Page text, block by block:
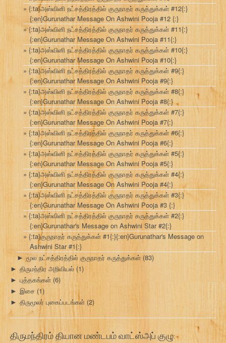
{:ta}அஸ்வினி நட்சத்திரத்தில் குருநாதர் கருத்துக்கள் #12{:}
{:en}Gurunathar Message On Ashwini Pooja #12 {:}
{:ta}அஸ்வினி நட்சத்திரத்தில் குருநாதர் கருத்துக்கள் #11{:}
{:en}Gurunathar Message On Ashwini Pooja #11{:}
{:ta}அஸ்வினி நட்சத்திரத்தில் குருநாதர் கருத்துக்கள் #10{:}
{:en}Gurunathar Message On Ashwini Pooja #10{:}
{:ta}அஸ்வினி நட்சத்திரத்தில் குருநாதர் கருத்துக்கள் #9{:}
{:en}Gurunathar Message On Ashwini Pooja #9{:}
{:ta}அஸ்வினி நட்சத்திரத்தில் குருநாதர் கருத்துக்கள் #8{:}
{:en}Gurunathar Message On Ashwini Pooja #8{:}
{:ta}அஸ்வினி நட்சத்திரத்தில் குருநாதர் கருத்துக்கள் #7{:}
{:en}Gurunathar Message On Ashwini Pooja #7{:}
{:ta}அஸ்வினி நட்சத்திரத்தில் குருநாதர் கருத்துக்கள் #6{:}
{:en}Gurunathar Message On Ashwini Pooja #6{:}
{:ta}அஸ்வினி நட்சத்திரத்தில் குருநாதர் கருத்துக்கள் #5{:}
{:en}Gurunathar Message On Ashwini Pooja #5{:}
{:ta}அஸ்வினி நட்சத்திரத்தில் குருநாதர் கருத்துக்கள் #4{:}
{:en}Gurunathar Message On Ashwini Pooja #4{:}
{:ta}அஸ்வினி நட்சத்திரத்தில் குருநாதர் கருத்துக்கள் #3{:}
{:en}Gurunathar Message On Ashwini Pooja #3 {:}
{:ta}அஸ்வினி நட்சத்திரத்தில் குருநாதர் கருத்துக்கள் #2{:}
{:en}Gurunathar's Message on Ashwini Star #2{:}
{:ta}குருநாதர் கருத்துக்கள் #1{:}{:en}Gurunathar's Message on
Ashwini Star #1{:}
► மூல நட்சத்திரத்தில் குருநாதர் கருத்துக்கள் (83)
► திருமந்திர அறிவியல் (1)
► புத்தகங்கள் (6)
► இசை (1)
► திருமூலர் புகைப்படங்கள் (2)
திருமந்திரம் தியான மண்டபம் வாட்ஸ்அப் குழு: